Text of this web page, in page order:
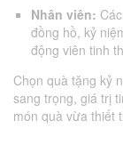
Nhân viên:
đồng hồ, kỷ
động viên tinh
Chọn quà tặng kỷ
sang trọng, giá trị
món quà vừa thiết